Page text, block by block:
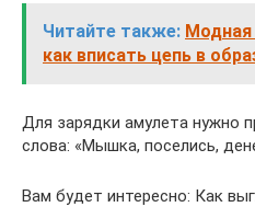
Читайте также: Модная
как вписать цепь в
Для зарядки амулета нужно
слова: «Мышка, поселись,
Вам будет интересно: Как